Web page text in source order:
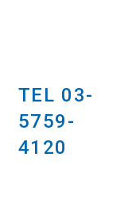
TEL 03-
5759-
4120